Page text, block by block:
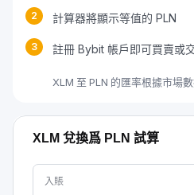
2 計算器將顯示等值的 PLN
3 註冊 Bybit 帳戶即可買賣或
XLM 至 PLN 的匯率根據市場
XLM 兌換爲 PLN 試算
入賬